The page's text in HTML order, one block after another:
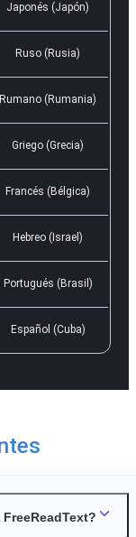
Japonés (Japón)
Ruso (Rusia)
Rumano (Rumania)
Griego (Grecia)
Francés (Bélgica)
Hebreo (Israel)
Portugués (Brasil)
Español (Cuba)